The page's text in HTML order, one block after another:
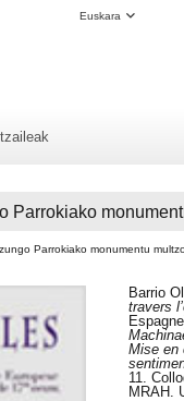
Euskara
Parrokiako
Parrokiako monumentu
Barrio
travers
Mise en
11.
MRAH.